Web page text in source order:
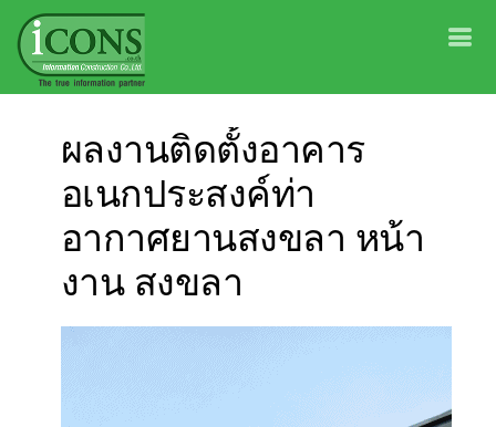
ผลงานติดตั้งอาคาร
อเนกประสงค์ท่า
อากาศยานสงขลา หน้า
งาน สงขลา